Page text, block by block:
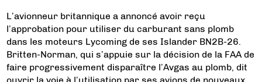
L’avionneur britannique a annoncé avoir reçu
l’approbation pour utiliser du carburant sans plomb
dans les moteurs Lycoming de ses Islander BN2B-26.
Britten-Norman, qui s’appuie sur la décision de la FAA de
faire progressivement disparaître l’Avgas au plomb, dit
ouvrir la voie à l’utilisation par ses avions de nouveaux